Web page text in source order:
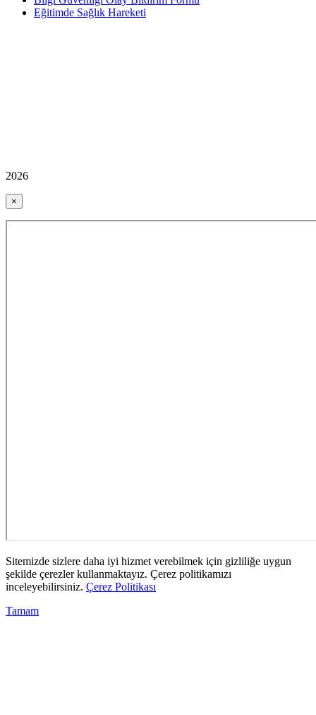
Eğitimde Sağlık Hareketi
2026
×
Sitemizde sizlere daha iyi hizmet verebilmek için gizliliğe uygun
şekilde çerezler kullanmaktayız. Çerez politikamızı
inceleyebilirsiniz. Çerez Politikası
Tamam